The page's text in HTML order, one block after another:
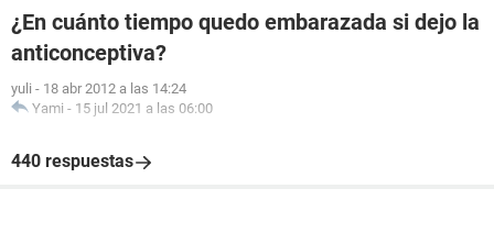
¿En cuánto tiempo quedo embarazada si dejo la
anticonceptiva?
yuli - 18 abr 2012 a las 14:24
Yami - 15 jul 2021 a las 06:00
440 respuestas